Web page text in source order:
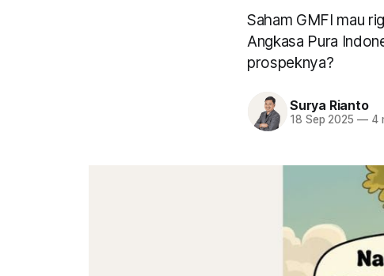
Saham GMFI mau
Angkasa Pura
prospeknya?
Surya Rianto
18 Sep 2025 —4